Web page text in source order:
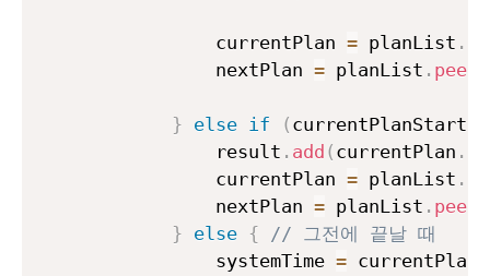
                currentPlan
= planList .
                nextPlan
= planList . peek
} else if ( currentPlanStart
                result
. add ( currentPlan .
                currentPlan
= planList .
                nextPlan
= planList . peek
} else {
// 그전에 끝날 때
                systemTime
= currentPlan